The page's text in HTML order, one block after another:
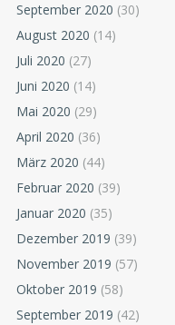
September 2020 (30)
August 2020 (14)
Juli 2020 (27)
Juni 2020 (14)
Mai 2020 (29)
April 2020 (36)
März 2020 (44)
Februar 2020 (39)
Januar 2020 (35)
Dezember 2019 (39)
November 2019 (57)
Oktober 2019 (58)
September 2019 (42)